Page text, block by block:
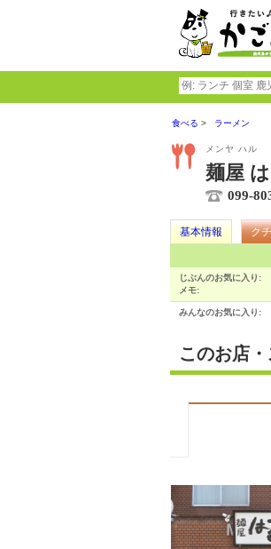
食べる ラーメン
メンヤ ハル
麺屋
099-
基本情報 ク
じぶんのお気に入り:
メモ:
みんなのお気に入り:
このお店